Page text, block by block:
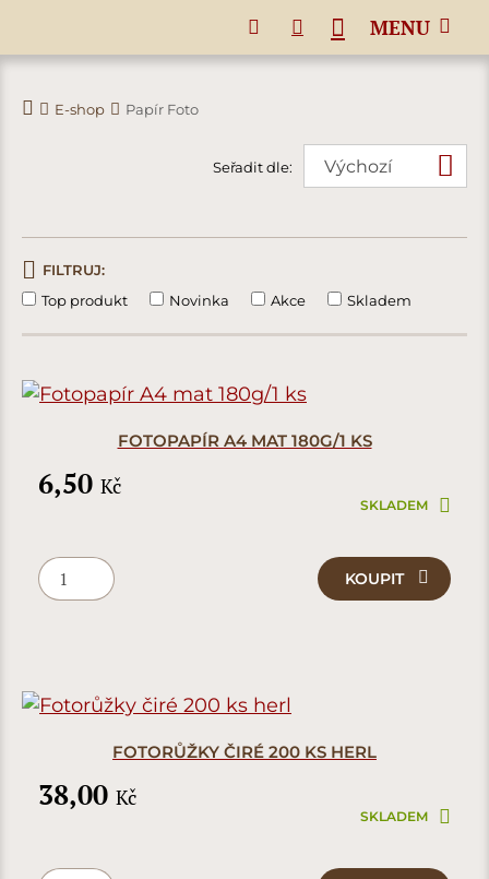
E-shop Papír Foto
Seřadit dle:
FILTRUJ:
Top produkt
Novinka Akce Skladem
FOTOPAPÍR A4 MAT 180G/1 KS
6,50 Kč
SKLADEM
KOUPIT
FOTORŮŽKY ČIRÉ 200 KS HERL
38,00 Kč
SKLADEM
MENU